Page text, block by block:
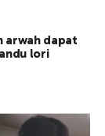
arwah dapat
lori